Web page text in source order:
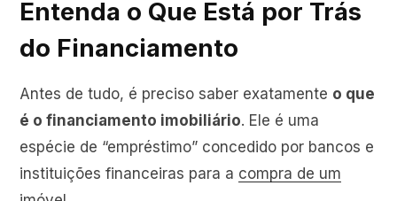
Entenda o Que Está por Trás
do Financiamento
Antes de tudo, é preciso saber exatamente o que
é o financiamento imobiliário. Ele é uma
espécie de “empréstimo” concedido por bancos e
instituições financeiras para a compra de um